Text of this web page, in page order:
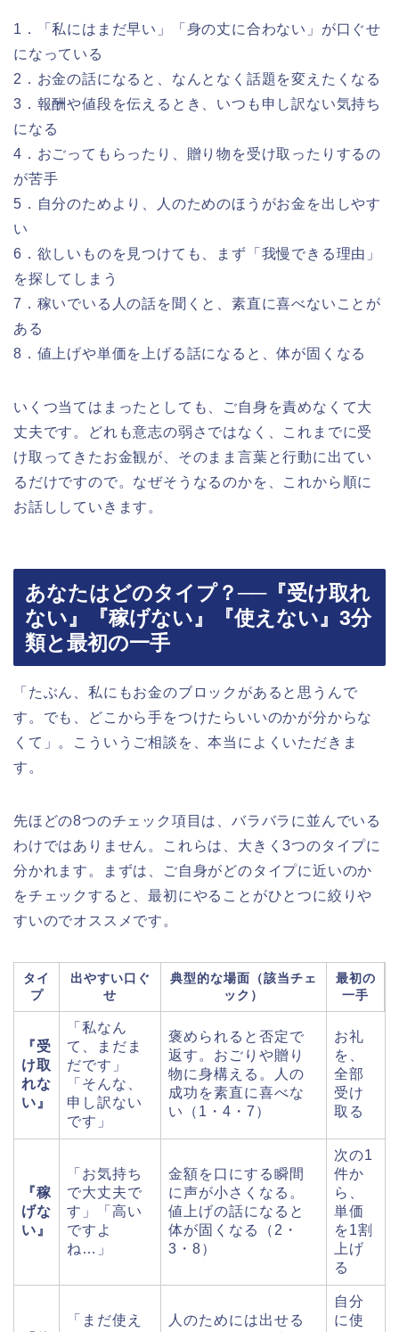
1．「私にはまだ早い」「身の丈に合わない」が口ぐせ
になっている
2．お金の話になると、なんとなく話題を変えたくなる
3．報酬や値段を伝えるとき、いつも申し訳ない気持ち
になる
4．おごってもらったり、贈り物を受け取ったりするの
が苦手
5．自分のためより、人のためのほうがお金を出しやす
い
6．欲しいものを見つけても、まず「我慢できる理由」
を探してしまう
7．稼いでいる人の話を聞くと、素直に喜べないことが
ある
8．値上げや単価を上げる話になると、体が固くなる
いくつ当てはまったとしても、ご自身を責めなくて大
丈夫です。どれも意志の弱さではなく、これまでに受
け取ってきたお金観が、そのまま言葉と行動に出てい
るだけですので。なぜそうなるのかを、これから順に
お話ししていきます。
あなたはどのタイプ？──『受け取れ
ない』『稼げない』『使えない』3分
類と最初の一手
「たぶん、私にもお金のブロックがあると思うんで
す。でも、どこから手をつけたらいいのかが分からな
くて」。こういうご相談を、本当によくいただきま
す。
先ほどの8つのチェック項目は、バラバラに並んでいる
わけではありません。これらは、大きく3つのタイプに
分かれます。まずは、ご自身がどのタイプに近いのか
をチェックすると、最初にやることがひとつに絞りや
すいのでオススメです。
タイ
プ
出やすい口ぐ
せ
典型的な場面（該当チェ
ック）
最初の
一手
『受
け取
れな
い』
「私なん
て、まだま
だです」
「そんな、
申し訳ない
です」
褒められると否定で
返す。おごりや贈り
物に身構える。人の
成功を素直に喜べな
い（1・4・7）
お礼
を、
全部
受け
取る
『稼
げな
い』
「お気持ち
で大丈夫で
す」「高い
ですよ
ね…」
金額を口にする瞬間
に声が小さくなる。
値上げの話になると
体が固くなる（2・
3・8）
次の1
件か
ら、
単価
を1割
上げ
る
「まだ使え
人のためには出せる
自分
に使